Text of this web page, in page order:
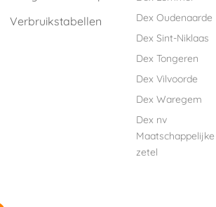
Verbruikstabellen
Dex Oudenaarde
Dex Sint-Niklaas
Dex Tongeren
Dex Vilvoorde
Dex Waregem
Dex nv
Maatschappelijke
zetel